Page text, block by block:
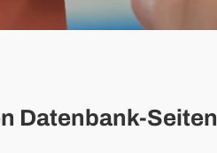
Datenbank-Seiten